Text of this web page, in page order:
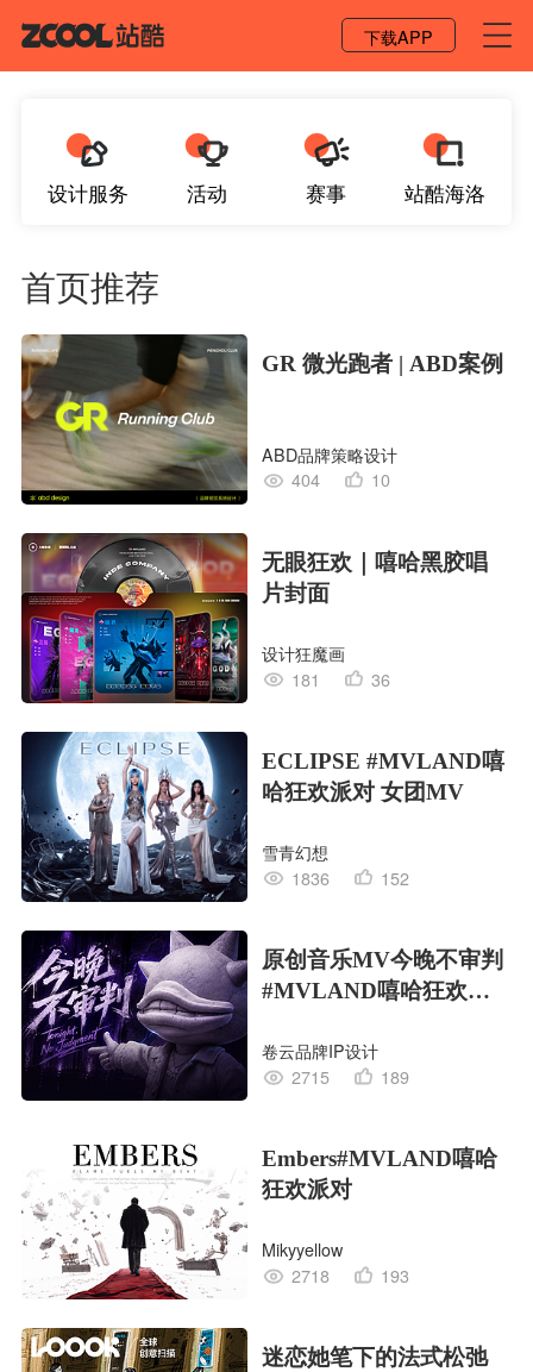
下载APP
设计服务 活动 赛事 站酷海洛
首页推荐
GR 微光跑者 | ABD案例
ABD品牌策略设计
404
10
无眼狂欢｜嘻哈黑胶唱
片封面
设计狂魔画
181
36
ECLIPSE #MVLAND嘻
哈狂欢派对 女团MV
雪青幻想
1836
152
原创音乐MV今晚不审判
#MVLAND嘻哈狂欢派
卷云品牌IP设计
2715
189
Embers#MVLAND嘻哈
狂欢派对
Mikyyellow
2718
193
迷恋她笔下的法式松弛